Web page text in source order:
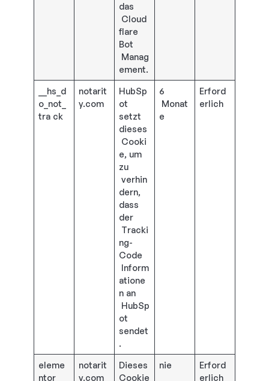
das
Cloud
flare
Bot
Manag
ement.
__hs_d
o_not_
tra ck
notarit
y.com
HubSp
ot
setzt
dieses
Cooki
e, um
zu
verhin
dern,
dass
der
Tracki
ng-
Code
Inform
atione
n an
HubSp
ot
sendet
.
6
Monat
e
Erford
erlich
eleme
ntor
notarit
y.com
Dieses
Cookie
nie
Erford
erlich